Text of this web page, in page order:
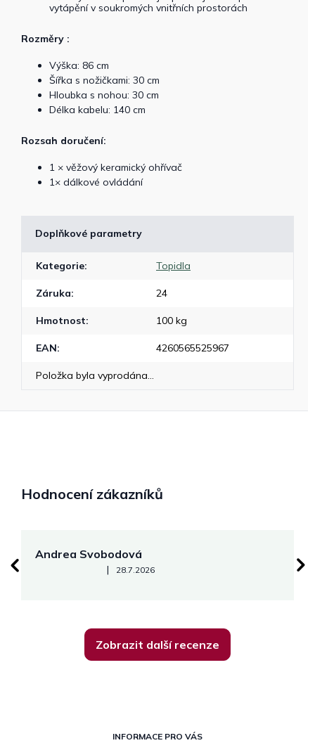
vytápění v soukromých vnitřních prostorách
Rozměry :
Výška: 86 cm
Šířka s nožičkami: 30 cm
Hloubka s nohou: 30 cm
Délka kabelu: 140 cm
Rozsah doručení:
1 × věžový keramický ohřívač
1× dálkové ovládání
Doplňkové parametry
Kategorie: Topidla
Záruka: 24
Hmotnost: 100 kg
EAN: 4260565525967
Položka byla vyprodána…
Hodnocení zákazníků
Andrea Svobodová
Hodnocení obchodu je 5 z 5 hvězdiček.
| 28.7.2026
Zobrazit další recenze
INFORMACE PRO VÁS